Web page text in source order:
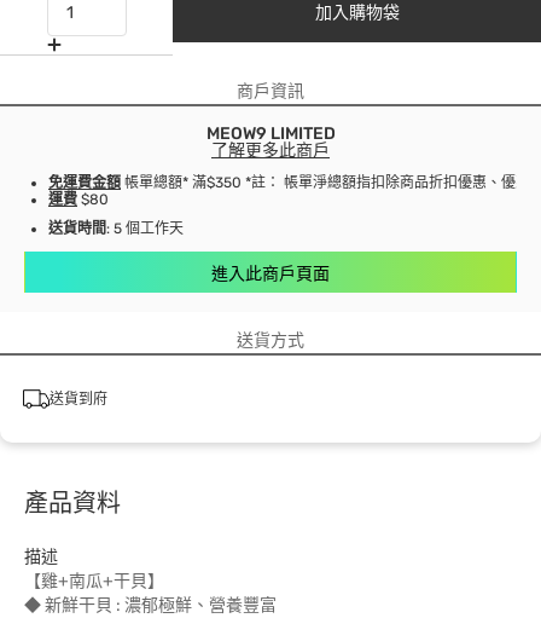
加入購物袋
商戶資訊
MEOW9 LIMITED
了解更多此商戶
免運費金額 帳單總額* 滿$350 *註： 帳單淨總額指扣除商品折扣優惠、優惠
運費 $80
送貨時間: 5 個工作天
進入此商戶頁面
送貨方式
送貨到府
產品資料
描述
【雞+南瓜+干貝】
◆ 新鮮干貝 : 濃郁極鮮、營養豐富